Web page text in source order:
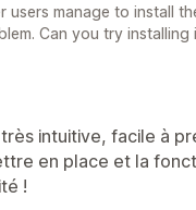
users manage to install
Can you try
intuitive, facile à
en place et la
!